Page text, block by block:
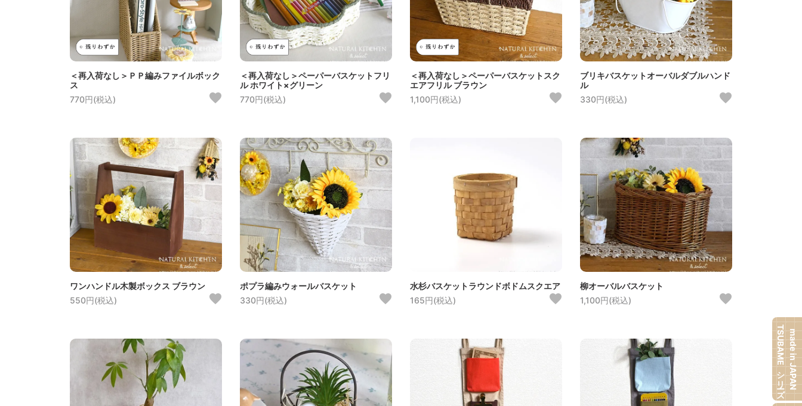
＜再入荷なし＞ＰＰ編みファイルボック
ス
770円(税込)
＜再入荷なし＞ペーパーバスケットフリ
ル ホワイト×グリーン
770円(税込)
＜再入荷なし＞ペーパーバスケットスク
エアフリル ブラウン
1,100円(税込)
ブリキバスケットオーバルダブルハンド
ル
330円(税込)
ワンハンドル木製ボックス ブラウン
550円(税込)
ポプラ編みウォールバスケット
330円(税込)
水杉バスケットラウンドボドムスクエア
165円(税込)
柳オーバルバスケット
1,100円(税込)
made in JAPAN
TSUBAMEシリーズ